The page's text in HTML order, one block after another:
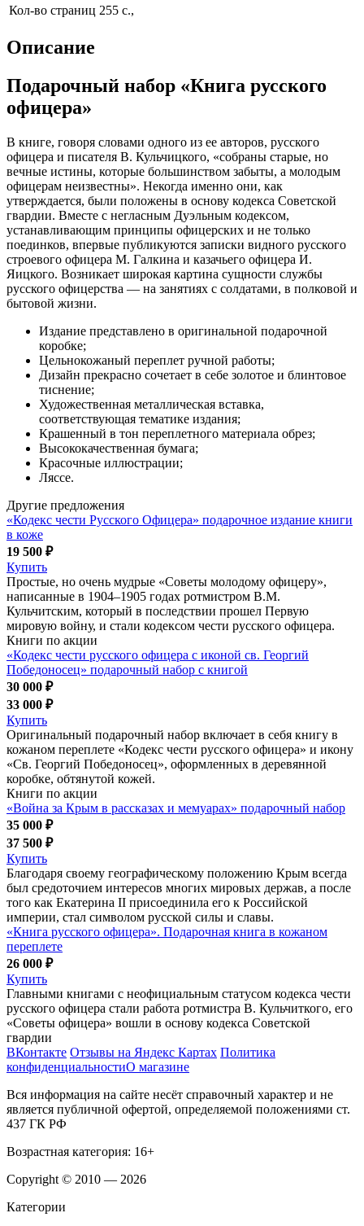
Кол-во страниц 255 с.,
Описание
Подарочный набор «Книга русского
офицера»
В книге, говоря словами одного из ее авторов, русского
офицера и писателя В. Кульчицкого, «собраны старые, но
вечные истины, которые большинством забыты, а молодым
офицерам неизвестны». Некогда именно они, как
утверждается, были положены в основу кодекса Советской
гвардии. Вместе с негласным Дуэльным кодексом,
устанавливающим принципы офицерских и не только
поединков, впервые публикуются записки видного русского
строевого офицера М. Галкина и казачьего офицера И.
Яицкого. Возникает широкая картина сущности службы
русского офицерства — на занятиях с солдатами, в полковой и
бытовой жизни.
Издание представлено в оригинальной подарочной
коробке;
Цельнокожаный переплет ручной работы;
Дизайн прекрасно сочетает в себе золотое и блинтовое
тиснение;
Художественная металлическая вставка,
соответствующая тематике издания;
Крашенный в тон переплетного материала обрез;
Высококачественная бумага;
Красочные иллюстрации;
Ляссе.
Другие предложения
«Кодекс чести Русского Офицера» подарочное издание книги
в коже
19 500 ₽
Купить
Простые, но очень мудрые «Советы молодому офицеру»,
написанные в 1904–1905 годах ротмистром В.М.
Кульчитским, который в последствии прошел Первую
мировую войну, и стали кодексом чести русского офицера.
Книги по акции
«Кодекс чести русского офицера с иконой св. Георгий
Победоносец» подарочный набор с книгой
30 000 ₽
33 000 ₽
Купить
Оригинальный подарочный набор включает в себя книгу в
кожаном переплете «Кодекс чести русского офицера» и икону
«Св. Георгий Победоносец», оформленных в деревянной
коробке, обтянутой кожей.
Книги по акции
«Война за Крым в рассказах и мемуарах» подарочный набор
35 000 ₽
37 500 ₽
Купить
Благодаря своему географическому положению Крым всегда
был средоточием интересов многих мировых держав, а после
того как Екатерина II присоединила его к Российской
империи, стал символом русской силы и славы.
«Книга русского офицера». Подарочная книга в кожаном
переплете
26 000 ₽
Купить
Главными книгами с неофициальным статусом кодекса чести
русского офицера стали работа ротмистра В. Кульчиткого, его
«Советы офицера» вошли в основу кодекса Советской
гвардии
ВКонтакте Отзывы на Яндекс Картах Политика
конфиденциальностиО магазине
Вся информация на сайте несёт справочный характер и не
является публичной офертой, определяемой положениями ст.
437 ГК РФ
Возрастная категория: 16+
Copyright © 2010 — 2026
Категории